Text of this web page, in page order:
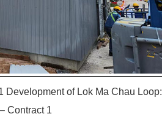
Development of Lok Ma Chau Loop:
Contract 1